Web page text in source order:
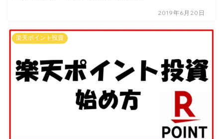
2019年6月20日
楽天ポイント投資